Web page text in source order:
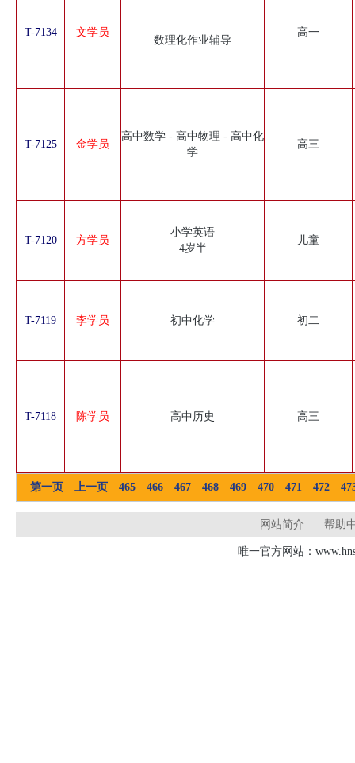
T-7134 文学员
数理化作业辅导
高一
T-7125 金学员
高中数学 - 高中物理 - 高中化
学
高三
T-7120 方学员
小学英语
4岁半
儿童
T-7119 李学员 初中化学 初二
T-7118 陈学员 高中历史 高三
第一页 上一页 465 466 467 468 469 470 471 472
网站简介 帮助
唯一官方网站：